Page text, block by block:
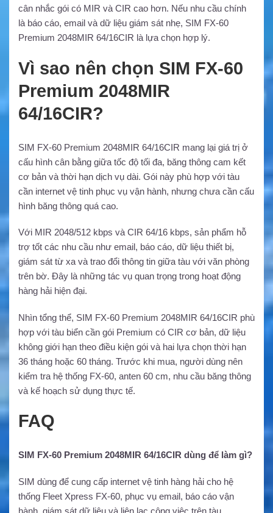
cân nhắc gói có MIR và CIR cao hơn. Nếu nhu cầu chính
là báo cáo, email và dữ liệu giám sát nhẹ, SIM FX-60
Premium 2048MIR 64/16CIR là lựa chọn hợp lý.
Vì sao nên chọn SIM FX-60
Premium 2048MIR
64/16CIR?
SIM FX-60 Premium 2048MIR 64/16CIR mang lại giá trị ở
cấu hình cân bằng giữa tốc độ tối đa, băng thông cam kết
cơ bản và thời hạn dịch vụ dài. Gói này phù hợp với tàu
cần internet vệ tinh phục vụ vận hành, nhưng chưa cần cấu
hình băng thông quá cao.
Với MIR 2048/512 kbps và CIR 64/16 kbps, sản phẩm hỗ
trợ tốt các nhu cầu như email, báo cáo, dữ liệu thiết bị,
giám sát từ xa và trao đổi thông tin giữa tàu với văn phòng
trên bờ. Đây là những tác vụ quan trọng trong hoạt động
hàng hải hiện đại.
Nhìn tổng thể, SIM FX-60 Premium 2048MIR 64/16CIR phù
hợp với tàu biển cần gói Premium có CIR cơ bản, dữ liệu
không giới hạn theo điều kiện gói và hai lựa chọn thời hạn
36 tháng hoặc 60 tháng. Trước khi mua, người dùng nên
kiểm tra hệ thống FX-60, anten 60 cm, nhu cầu băng thông
và kế hoạch sử dụng thực tế.
FAQ
SIM FX-60 Premium 2048MIR 64/16CIR dùng để làm gì?
SIM dùng để cung cấp internet vệ tinh hàng hải cho hệ
thống Fleet Xpress FX-60, phục vụ email, báo cáo vận
hành, giám sát dữ liệu và liên lạc công việc trên tàu.